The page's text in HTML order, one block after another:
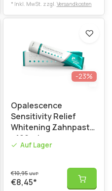
* Inkl. MwSt. zzgl. Versandkosten
-23%
Opalescence
Sensitivity Relief
Whitening Zahnpasta
- 100 ml
Auf Lager
€10,95UVP
€8,45*